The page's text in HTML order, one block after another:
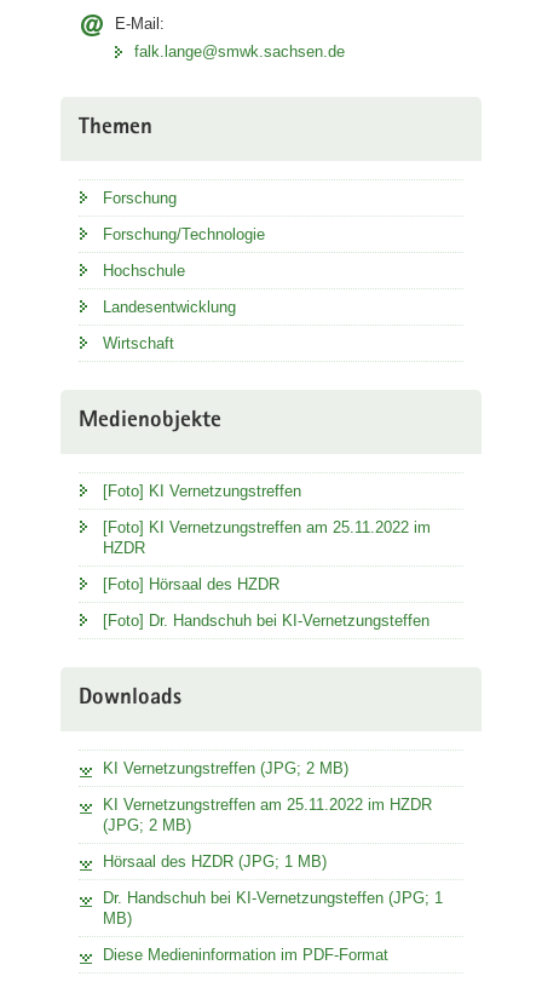
E-Mail:
falk.lange@smwk.sachsen.de
Themen
Forschung
Forschung/Technologie
Hochschule
Landesentwicklung
Wirtschaft
Medienobjekte
[Foto] KI Vernetzungstreffen
[Foto] KI Vernetzungstreffen am 25.11.2022 im
HZDR
[Foto] Hörsaal des HZDR
[Foto] Dr. Handschuh bei KI-Vernetzungsteffen
Downloads
KI Vernetzungstreffen (JPG; 2 MB)
KI Vernetzungstreffen am 25.11.2022 im HZDR
(JPG; 2 MB)
Hörsaal des HZDR (JPG; 1 MB)
Dr. Handschuh bei KI-Vernetzungsteffen (JPG; 1
MB)
Diese Medieninformation im PDF-Format